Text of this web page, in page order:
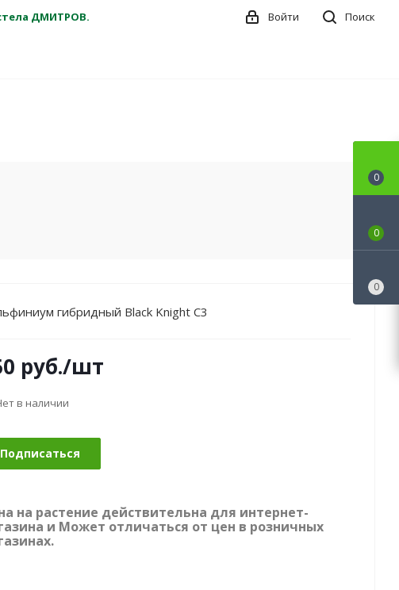
ДМИТРОВ.
Поиск
Войти
гибридный Black Knight C3
руб./шт
в наличии
Подписаться
на растение действительна для интернет-
и Может отличаться от цен в розничных
0
0
0